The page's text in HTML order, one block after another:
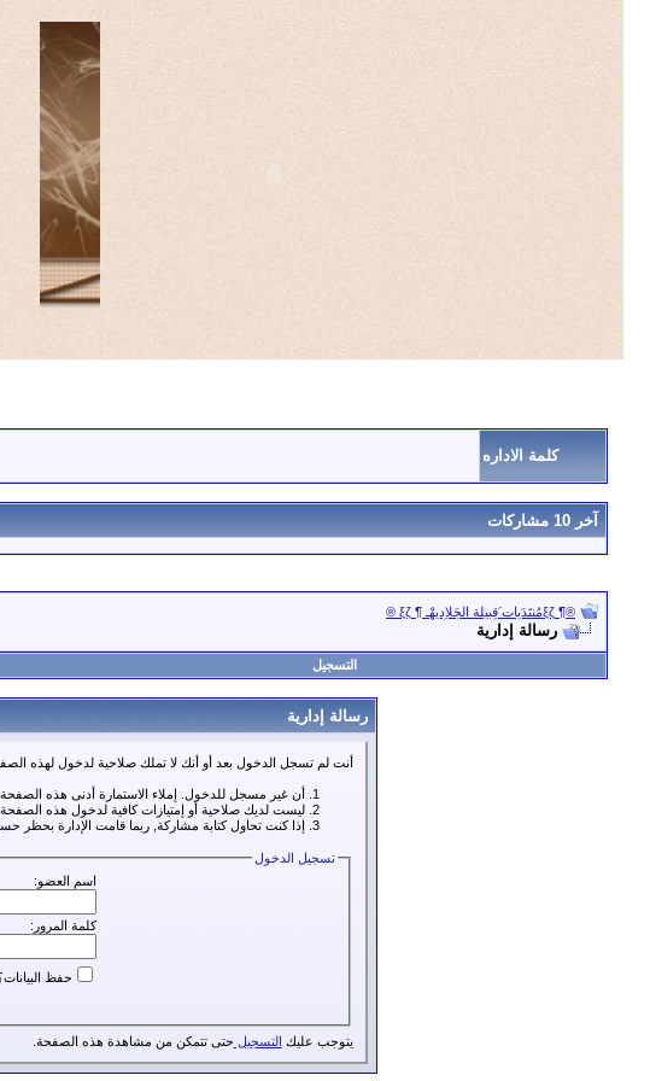
كلمة الاداره
آخر 10 مشاركات
®¶ ξζمُنتَدَيات َقِبيلة الجَلاِديهْـ ¶ ξζ ®
رسالة إدارية
التسجيل
رسالة إدارية
أنت لم تسجل الدخول بعد أو أنك لا تملك صلاحية لدخول لهذه
أن غير مسجل للدخول. إملاء الاستمارة أدنى هذه
ليست لديك صلاحية أو إمتيازات كافية لدخول هذه
إذا كنت تحاول كتابة مشاركة, ربما قامت الإدارة بحظر
تسجيل الدخول
اسم العضو:
كلمة المرور:
حفظ
يتوجب عليك التسجيل حتى تتمكن من مشاهدة هذه الصفحة.